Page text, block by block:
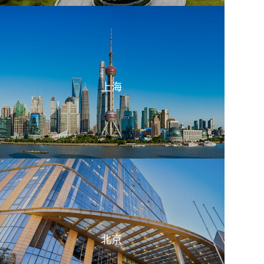
上海
北京